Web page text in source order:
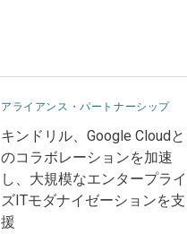
アライアンス・パートナーシップ
​​キンドリル、Google Cloudと
の​​​コラボレーションを加速
し、大規模なエンタープライ
ズITモダナイゼーションを支
援​